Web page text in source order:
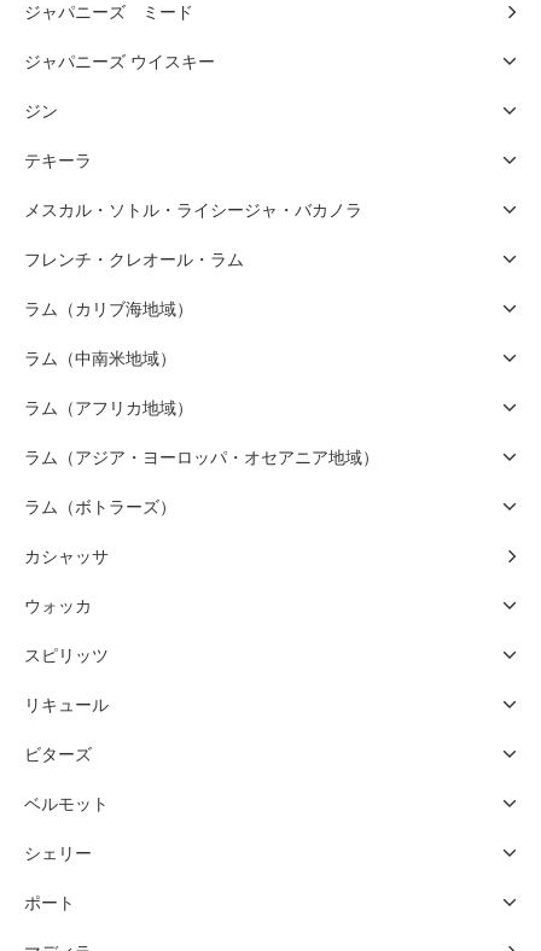
ジャパニーズ ミード
ジャパニーズ ウイスキー
ジン
テキーラ
メスカル・ソトル・ライシージャ・バカノラ
フレンチ・クレオール・ラム
ラム（カリブ海地域）
ラム（中南米地域）
ラム（アフリカ地域）
ラム（アジア・ヨーロッパ・オセアニア地域）
ラム（ボトラーズ）
カシャッサ
ウォッカ
スピリッツ
リキュール
ビターズ
ベルモット
シェリー
ポート